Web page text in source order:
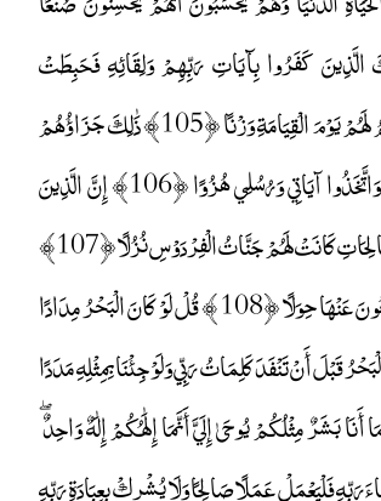
الَّذِينَ كَفَرُوا بِآيَاتِ رَبِّهِمْ وَلِقَائِهِ فَحَبِطَتْ
أَعْمَالُهُمْ فَلَا نُقِيمُ لَهُمْ يَوْمَ الْقِيَامَةِ وَزْنًا ﴿105﴾ ذَٰلِكَ جَزَاؤُهُمْ
جَهَنَّمُ بِمَا كَفَرُوا وَاتَّخَذُوا آيَاتِي وَرُسُلِي هُزُوًا ﴿106﴾ إِنَّ الَّذِينَ
آمَنُوا وَعَمِلُوا الصَّالِحَاتِ كَانَتْ لَهُمْ جَنَّاتُ الْفِرْدَوْسِ نُزُلًا ﴿107﴾
خَالِدِينَ فِيهَا لَا يَبْغُونَ عَنْهَا حِوَلًا ﴿108﴾ قُلْ لَوْ كَانَ الْبَحْرُ مِدَادًا
قَبْلَ أَنْ تَنْفَدَ كَلِمَاتُ رَبِّي وَلَوْ جِئْنَا بِمِثْلِهِ مَدَدًا
أَنَا بَشَرٌ مِثْلُكُمْ يُوحَىٰ إِلَيَّ أَنَّمَا إِلَٰهُكُمْ إِلَٰهٌ وَاحِدٌ
رَبِّهِ فَلْيَعْمَلْ عَمَلًا صَالِحًا وَلَا يُشْرِكْ بِعِبَادَةِ رَبِّهِ